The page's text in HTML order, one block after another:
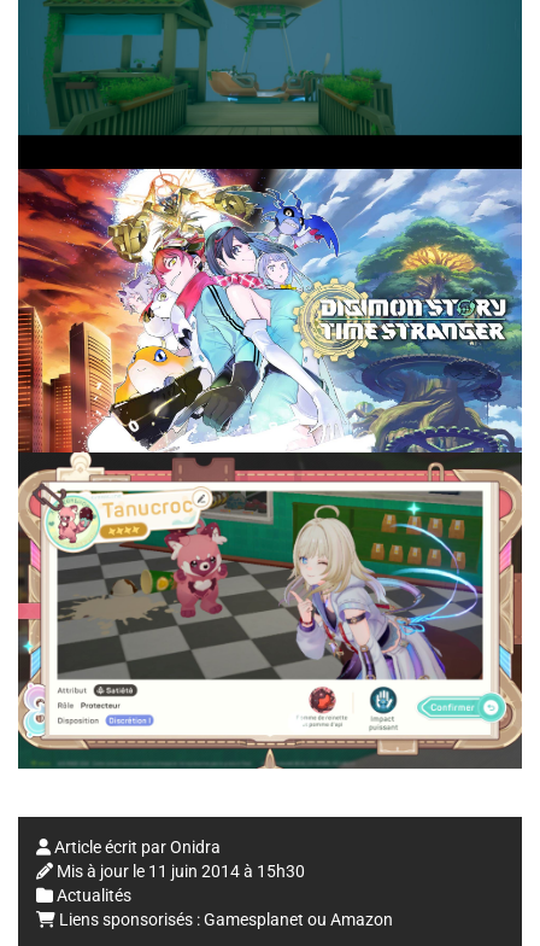
Article écrit parOnidra
Mis à jour le 11 juin 2014 à 15h30
Actualités
Liens sponsorisés :Gamesplanet ou Amazon